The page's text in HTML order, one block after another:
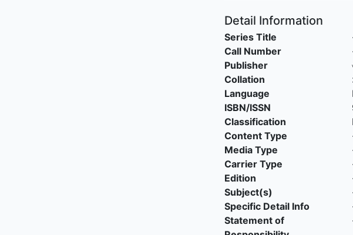
Detail Information
Series Title
Call Number
Publisher
Collation
Language
ISBN/ISSN
Classification
Content Type
Media Type
Carrier Type
Edition
Subject(s)
Specific Detail Info
Statement of